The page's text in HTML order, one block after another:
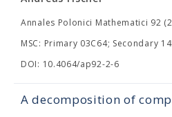
Annales Polonici Mathematici 92
MSC: Primary 03C64; Secondary
DOI: 10.4064/ap92-2-6
A decomposition of